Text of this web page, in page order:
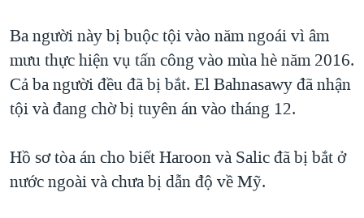
Ba người này bị buộc tội vào năm ngoái vì âm
mưu thực hiện vụ tấn công vào mùa hè năm 2016.
Cả ba người đều đã bị bắt. El Bahnasawy đã nhận
tội và đang chờ bị tuyên án vào tháng 12.
Hồ sơ tòa án cho biết Haroon và Salic đã bị bắt ở
nước ngoài và chưa bị dẫn độ về Mỹ.